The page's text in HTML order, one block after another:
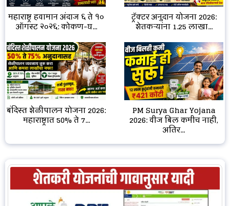
महाराष्ट्र हवामान अंदाज ६ ते १०
ऑगस्ट २०२६: कोकण-घ...
ट्रॅक्टर अनुदान योजना 2026:
शेतकऱ्यांना ₹1.25 लाखा...
बंदिस्त शेळीपालन योजना 2026:
महाराष्ट्रात 50% ते 7...
PM Surya Ghar Yojana
2026: वीज बिल कमीच नाही,
अतिर...